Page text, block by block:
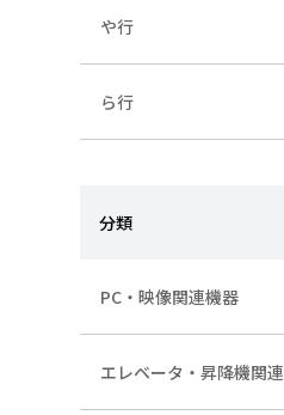
や行
ら行
分類
PC・映像関連機器
エレベータ・昇降機関連